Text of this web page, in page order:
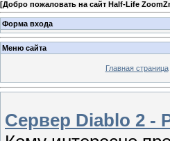
[Добро пожаловать на сайт Half-Life
Форма входа
Меню сайта
Главная страница
Сервер Diablo 2 -